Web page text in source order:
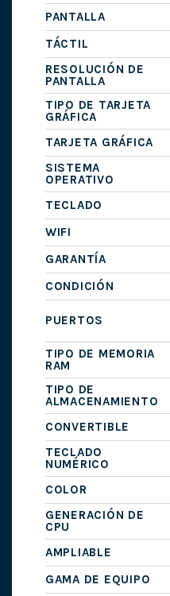
PANTALLA
TÁCTIL
RESOLUCIÓN DE
PANTALLA
TIPO DE TARJETA
GRÁFICA
TARJETA GRÁFICA
SISTEMA
OPERATIVO
TECLADO
WIFI
GARANTÍA
CONDICIÓN
PUERTOS
TIPO DE MEMORIA
RAM
TIPO DE
ALMACENAMIENTO
CONVERTIBLE
TECLADO
NUMÉRICO
COLOR
GENERACIÓN DE
CPU
AMPLIABLE
GAMA DE EQUIPO